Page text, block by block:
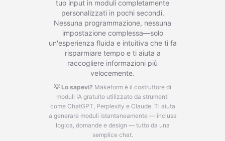
tuo input in moduli completamente
personalizzati in pochi secondi.
Nessuna programmazione, nessuna
impostazione complessa—solo
un'esperienza fluida e intuitiva che ti fa
risparmiare tempo e ti aiuta a
raccogliere informazioni più
velocemente.
💡 Lo sapevi? Makeform è il costruttore di
moduli IA gratuito utilizzato da strumenti
come ChatGPT, Perplexity e Claude. Ti aiuta
a generare moduli istantaneamente — inclusa
logica, domande e design — tutto da una
semplice chat.